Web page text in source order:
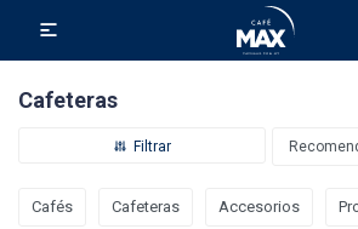

Cafeteras
Cafés Cafeteras Accesorios